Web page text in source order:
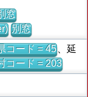
窓
別窓
コード = 45、延
コード = 203